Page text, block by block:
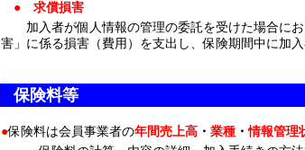
● 求償損害
加入者が個人情報の管理の委託を受けた場合に
害」に係る損害（費用）を支出し、保険期間中に加
保険料等
●保険料は会員事業者の年間売上高 ・ 業種 ・情報管理